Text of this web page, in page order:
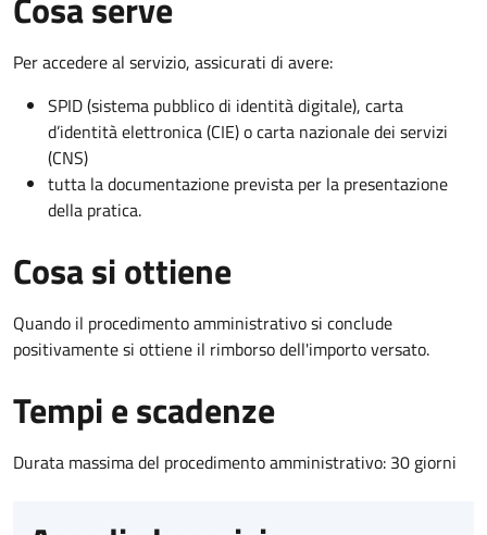
Per accedere al servizio, assicurati di avere:
SPID (sistema pubblico di identità digitale), carta
d’identità elettronica (CIE) o carta nazionale dei servizi
(CNS)
tutta la documentazione prevista per la presentazione
della pratica.
Cosa si ottiene
Quando il procedimento amministrativo si conclude
positivamente si ottiene il rimborso dell'importo versato.
Tempi e scadenze
Durata massima del procedimento amministrativo: 30 giorni